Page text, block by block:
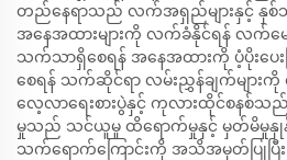
တည်နေရာသည် လက်အရှည်များနှင့်
အနေအထားများကို လက်ခံနိုင်ရန် လက်မေ
သက်သာရှိစေရန် အနေအထားကို ပံ့ပိုးပေ
စေရန် သက်ဆိုင်ရာ လမ်းညွှန်ချက်များကို
လေ့လာရေးစားပွဲနှင့် ကုလားထိုင်စန
မှုသည် သင်ယူမှု ထိရောက်မှုနှင့် မှတ်မိမှုနှု
သက်ရောက်ကြောင်းကို အသိအမှတ်ပြုပ